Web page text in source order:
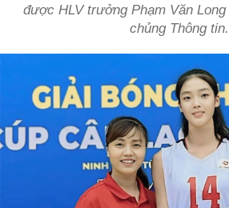
được HLV trưởng Phạm Văn
chủng Thông tin.